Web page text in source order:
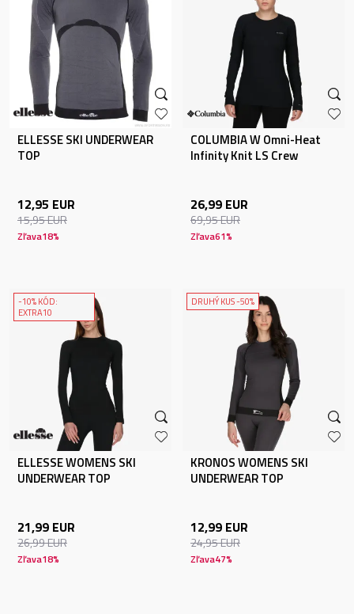
ELLESSE SKI UNDERWEAR
TOP
12,95 EUR
15,95EUR
Zľava18%
COLUMBIA W Omni-Heat
Infinity Knit LS Crew
26,99 EUR
69,95EUR
Zľava61%
-10% KÓD:
EXTRA10
ELLESSE WOMENS SKI
UNDERWEAR TOP
21,99 EUR
26,99EUR
Zľava18%
DRUHÝ KUS -50%
KRONOS WOMENS SKI
UNDERWEAR TOP
12,99 EUR
24,95EUR
Zľava47%